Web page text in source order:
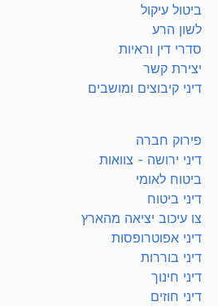
ביטול עיקול
לשון הרע
סדרי דין וראיות
יצירת קשר
דיני קיבוצים ומושבים
פירוק חברה
דיני ירושה - צוואות
ביטוח לאומי
דיני ביטוח
צו עיכוב יציאה מהארץ
דיני אפוטרופסות
דיני בוררות
דיני חינוך
דיני חוזים